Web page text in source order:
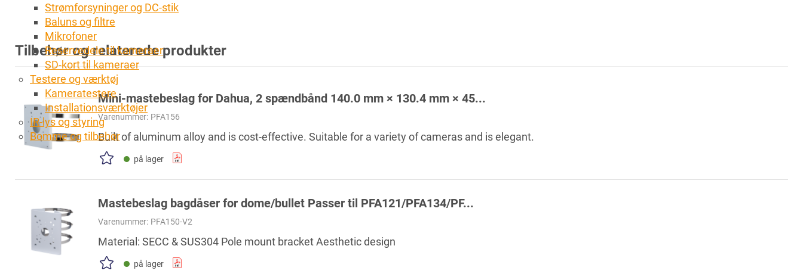
Strømforsyninger og DC-stik
Baluns og filtre
Mikrofoner
Reservedele til kameraer
SD-kort til kameraer
Testere og værktøj
Kameratestere
Installationsværktøjer
IR-lys og styring
Bomme og tilbehør
Tilbehør og relaterede produkter
Mini-mastebeslag for Dahua, 2 spændbånd 140.0 mm × 130.4 mm × 45...
Varenummer: PFA156
Built of aluminum alloy and is cost-effective. Suitable for a variety of cameras and is elegant.
på lager
Mastebeslag bagdåser for dome/bullet Passer til PFA121/PFA134/PF...
Varenummer: PFA150-V2
Material: SECC & SUS304 Pole mount bracket Aesthetic design
på lager